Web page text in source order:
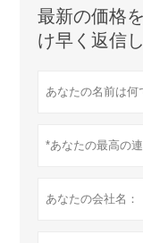
最新の価格
け早く返信